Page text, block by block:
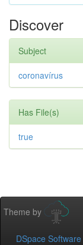
Discover
Subject
coronavírus
Has File(s)
true
Theme by
DSpace Software